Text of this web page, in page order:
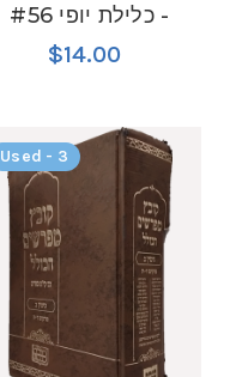
- כלילת יופי #56
$14.00
Used - 3